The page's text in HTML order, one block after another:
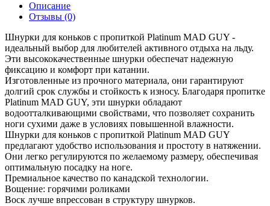
Описание
Отзывы (0)
Шнурки для коньков с пропиткой Platinum MAD GUY -
идеальный выбор для любителей активного отдыха на льду.
Эти высококачественные шнурки обеспечат надежную
фиксацию и комфорт при катании.
Изготовленные из прочного материала, они гарантируют
долгий срок службы и стойкость к износу. Благодаря пропитке
Platinum MAD GUY, эти шнурки обладают
водоотталкивающими свойствами, что позволяет сохранить
ноги сухими даже в условиях повышенной влажности.
Шнурки для коньков с пропиткой Platinum MAD GUY
предлагают удобство использования и простоту в натяжении.
Они легко регулируются по желаемому размеру, обеспечивая
оптимальную посадку на ноге.
Премиальное качество по канадской технологии.
Вощение: горячими роликами
Воск лучше впрессован в структуру шнурков.